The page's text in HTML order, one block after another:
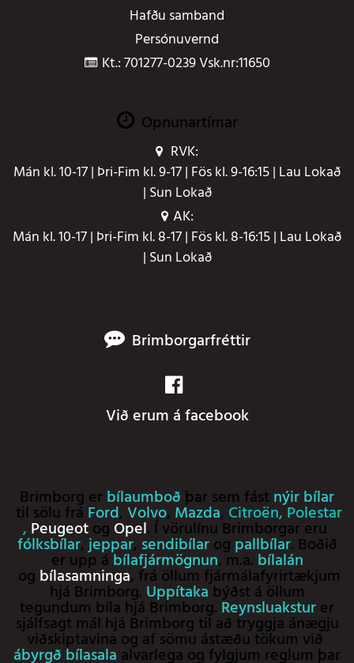
Hafðu samband
Persónuvernd
Kt.: 701277-0239 Vsk.nr:11650
Opnunartímar
RVK:
Mán kl. 10-17 | Þri-Fim kl. 9-17 | Fös kl. 9-16:15 | Lau Lokað
| Sun Lokað
AK:
Mán kl. 10-17 | Þri-Fim kl. 8-17 | Fös kl. 8-16:15 | Lau Lokað
| Sun Lokað
Brimborgarfréttir
Við erum á facebook
Brimborg er bílaumboð þar sem fást nýir bílar
til sölu frá Ford, Volvo, Mazda, Citroën,Polestar
, Peugeotog Opel. Í vörulínu Brimborgar eru
fólksbílar,jeppar, sendibílarog pallbílar. Boðið
er upp ábílafjármögnun, m.a. bílalán
og bílasamninga, frá öllum fjármálafyrirtækjum
hjá Brimborg. Uppítakabýðst á öllum
tegundum bíla hjá Brimborg. Reynsluaksturer
sjálfsagt mál hjá Brimborg til að tryggja ánægju
viðskiptavina og af sömu ástæðu tökum við
ábyrgð bílasala alvarlega og fylgjum reglum þar